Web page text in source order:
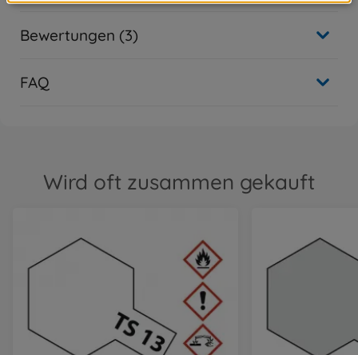
Bewertungen (3)
FAQ
Wird oft zusammen gekauft